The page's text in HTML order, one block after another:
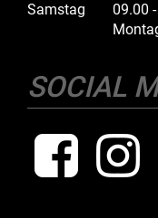
Samstag
09.00
SOCIAL